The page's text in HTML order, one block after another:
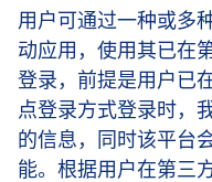
用户可通过一种或多
动应用，使用其已在
登录，前提是用户已
点登录方式登录时，
的信息，同时该平台
能。根据用户在第三